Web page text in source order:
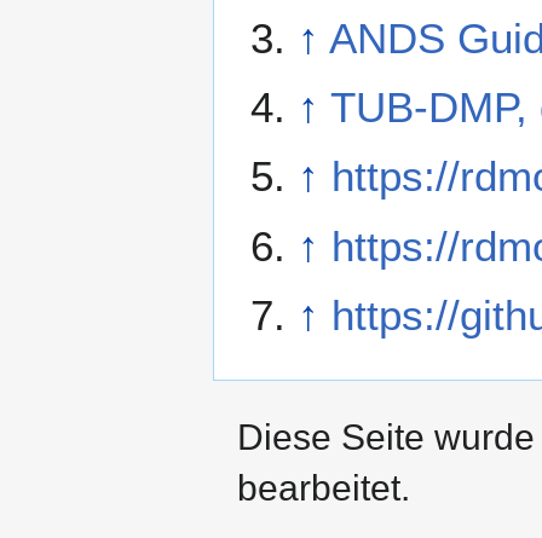
↑ ANDS
↑ TUB-
↑ https://
↑ https://
↑ https://
Diese Seite
bearbeitet.